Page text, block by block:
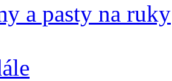
a pasty na ruky